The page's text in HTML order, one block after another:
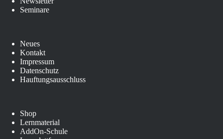
Seminare
Neues
Kontakt
Impressum
Datenschutz
Hauftungsausschluss
Shop
Lernmaterial
AddOn-Schule